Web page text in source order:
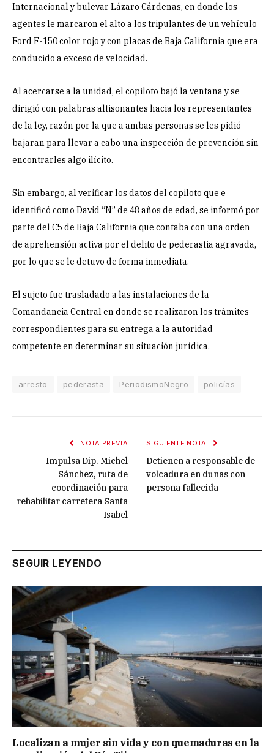
Internacional y bulevar Lázaro Cárdenas, en donde los
agentes le marcaron el alto a los tripulantes de un vehículo
Ford F-150 color rojo y con placas de Baja California que era
conducido a exceso de velocidad.
Al acercarse a la unidad, el copiloto bajó la ventana y se
dirigió con palabras altisonantes hacia los representantes
de la ley, razón por la que a ambas personas se les pidió
bajaran para llevar a cabo una inspección de prevención sin
encontrarles algo ilícito.
Sin embargo, al verificar los datos del copiloto que e
identificó como David “N” de 48 años de edad, se informó por
parte del C5 de Baja California que contaba con una orden
de aprehensión activa por el delito de pederastia agravada,
por lo que se le detuvo de forma inmediata.
El sujeto fue trasladado a las instalaciones de la
Comandancia Central en donde se realizaron los trámites
correspondientes para su entrega a la autoridad
competente en determinar su situación jurídica.
arresto pederasta PeriodismoNegro policías
NOTA PREVIA
Impulsa Dip. Michel
Sánchez, ruta de
coordinación para
rehabilitar carretera Santa
Isabel
SIGUIENTE NOTA
Detienen a responsable de
volcadura en dunas con
persona fallecida
SEGUIR LEYENDO
Localizan a mujer sin vida y con quemaduras en la